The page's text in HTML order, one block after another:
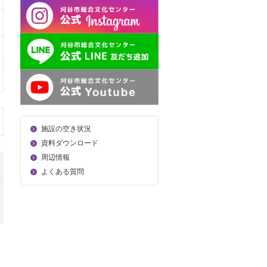
施設の空き状況
資料ダウンロード
周辺情報
よくある質問